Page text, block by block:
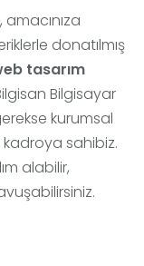
amacınıza
donatılmış
tasarım
Bilgisayar
kurumsal
sahibiz.
alabilir,